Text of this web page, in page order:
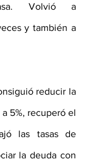
Volvió a
y también a
reducir la
5%, recuperó el
las tasas de
la deuda con